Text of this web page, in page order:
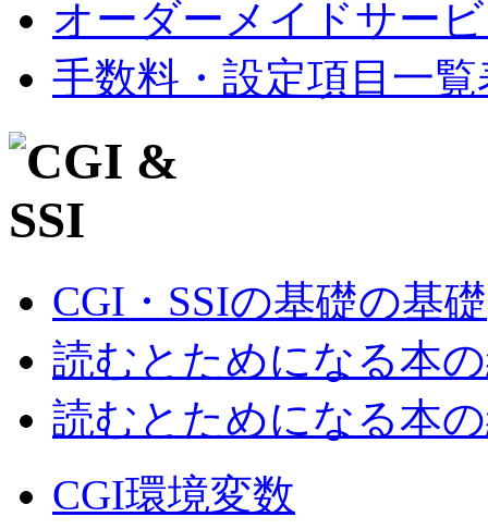
オーダーメイドサー
手数料・設定項目一覧
CGI・SSIの基礎の基礎
読むとためになる本
読むとためになる本
CGI環境変数